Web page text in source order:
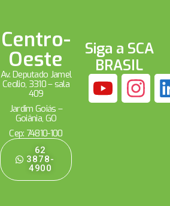
Centro-
Oeste
Av. Deputado Jamel
Cecílio, 3310 – sala
409
Jardim Goiás –
Goiânia, GO
Cep: 74810-100
62
3878-
4900
Siga a SCA
BRASIL